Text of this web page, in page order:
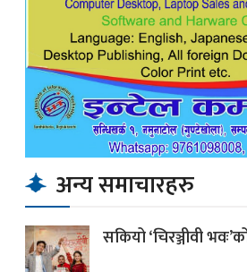
अन्य समाचारहरु
सकियो ‘चिरञ्जीवी